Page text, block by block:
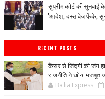
सुप्रीम कोर्ट की सुनवाई
'आदेश', दस्तावेज फेंके,
RECENT POSTS
कैंसर से जिंदगी की जंग
राजनीति ने खोया मजबूत
Ballia Express